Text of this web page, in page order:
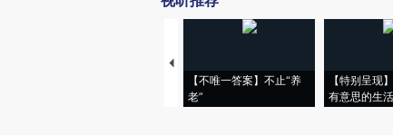
【不唯一答案】不止“养
老”
【特别呈现
有意思的生